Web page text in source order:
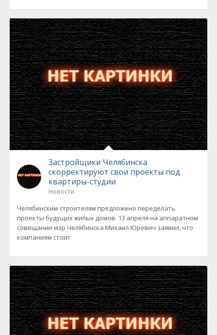
Застройщики Челябинска
скорректируют свои проекты под
квартиры-студии
Новости
Челябинским строителям предложено переделать
проекты будущих жилых домов. 13 апреля на аппаратном
совещании мэр Челябинска Михаил Юревич заявил, что
компаниям стоит